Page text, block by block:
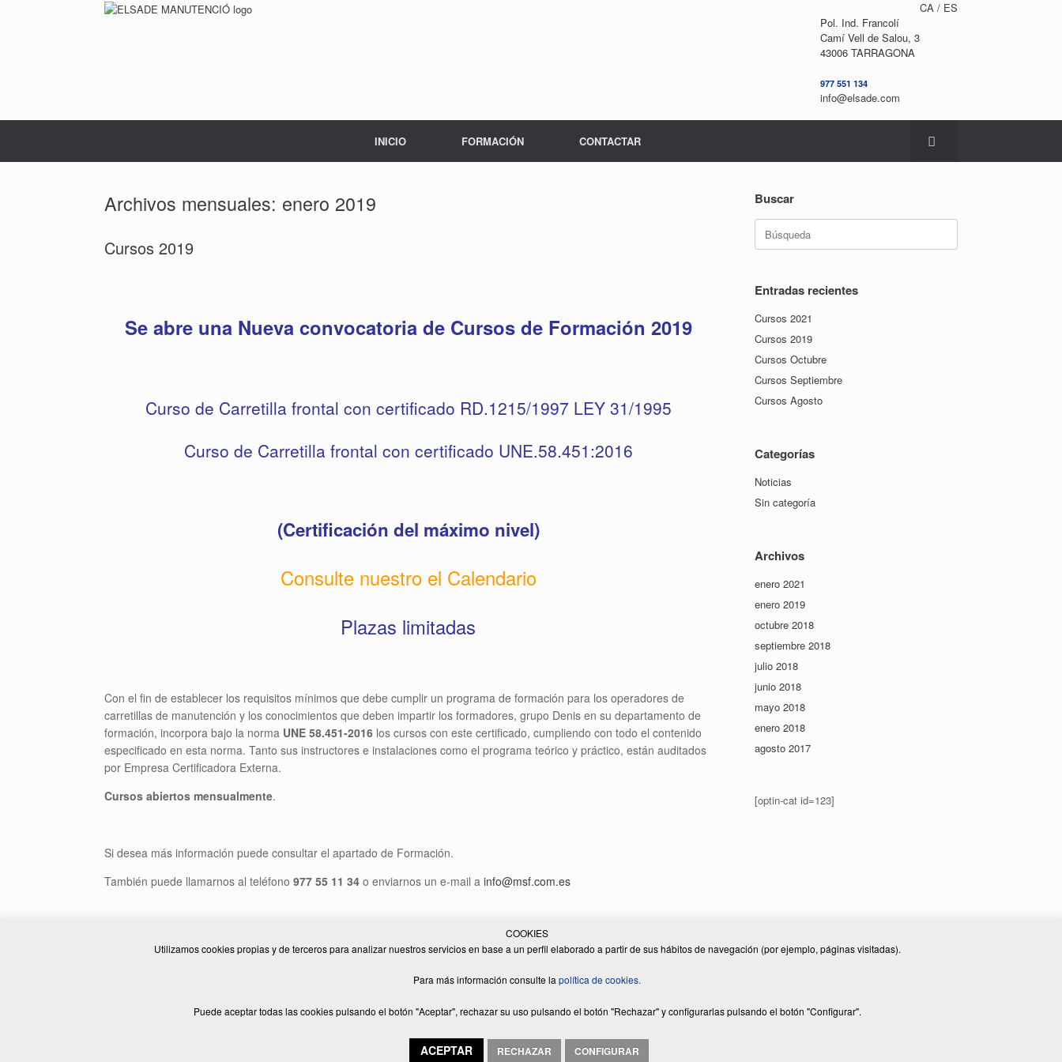
Pol. Ind. Francolí
Camí Vell de Salou, 3
43006 TARRAGONA
977 551 134
info@elsade.com
CA / ES
INICIO FORMACIÓN CONTACTAR
Archivos mensuales: enero 2019
Cursos 2019
Se abre una Nueva convocatoria de Cursos de Formación 2019
Curso de Carretilla frontal con certificado RD.1215/1997 LEY 31/1995
Curso de Carretilla frontal con certificado UNE.58.451:2016
(Certificación del máximo nivel)
Consulte nuestro el Calendario
Plazas limitadas
Con el fin de establecer los requisitos mínimos que debe cumplir un programa de formación para los operadores de
carretillas de manutención y los conocimientos que deben impartir los formadores, grupo Denis en su departamento de
formación, incorpora bajo la norma UNE 58.451-2016 los cursos con este certificado, cumpliendo con todo el contenido
especificado en esta norma. Tanto sus instructores e instalaciones como el programa teórico y práctico, están auditados
por Empresa Certificadora Externa.
Cursos abiertos mensualmente.
Si desea más información puede consultar el apartado de Formación.
También puede llamarnos al teléfono 977 55 11 34 o enviarnos un e-mail a info@msf.com.es
Buscar
Buscar:
Entradas recientes
Cursos 2021
Cursos 2019
Cursos Octubre
Cursos Septiembre
Cursos Agosto
Categorías
Noticias
Sin categoría
Archivos
enero 2021
enero 2019
octubre 2018
septiembre 2018
julio 2018
junio 2018
mayo 2018
enero 2018
agosto 2017
[optin-cat id=123]
© 2026 ELSADE MANUTENCIÓ, S.L. | Todos los derechos reservados | Diseño Web: Equip Creatiu| Aviso legal Política de privacitat | Política de cookies
Un Tema deSiteOrigin
COOKIES
Utilizamos cookies propias y de terceros para analizar nuestros servicios en base a un perfil elaborado a partir de sus hábitos de navegación (por ejemplo, páginas visitadas).
Para más información consulte lapolítica de cookies.
Puede aceptar todas las cookies pulsando el botón "Aceptar", rechazar su uso pulsando el botón "Rechazar" y configurarlas pulsando el botón "Configurar".
ACEPTAR RECHAZAR CONFIGURAR